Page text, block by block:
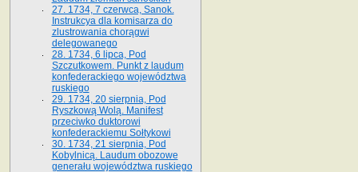
27. 1734, 7 czerwca, Sanok.
Instrukcya dla komisarza do
zlustrowania chorągwi
delegowanego
28. 1734, 6 lipca, Pod
Szczutkowem. Punkt z laudum
konfederackiego województwa
ruskiego
29. 1734, 20 sierpnia, Pod
Ryszkową Wolą. Manifest
przeciwko duktorowi
konfederackiemu Sołtykowi
30. 1734, 21 sierpnia, Pod
Kobylnicą. Laudum obozowe
generału województwa ruskiego